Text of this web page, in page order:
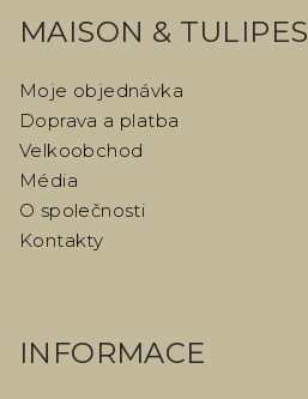
MAISON & TULIPES
Moje objednávka
Doprava a platba
Velkoobchod
Média
O společnosti
Kontakty
INFORMACE